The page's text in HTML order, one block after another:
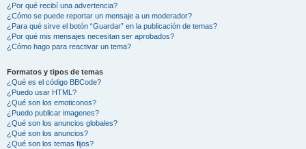
¿Por qué recibí una advertencia?
¿Cómo se puede reportar un mensaje a un moderador?
¿Para qué sirve el botón “Guardar” en la publicación de temas?
¿Por qué mis mensajes necesitan ser aprobados?
¿Cómo hago para reactivar un tema?
Formatos y tipos de temas
¿Qué es el código BBCode?
¿Puedo usar HTML?
¿Qué son los emoticonos?
¿Puedo publicar imagenes?
¿Qué son los anuncios globales?
¿Qué son los anuncios?
¿Qué son los temas fijos?